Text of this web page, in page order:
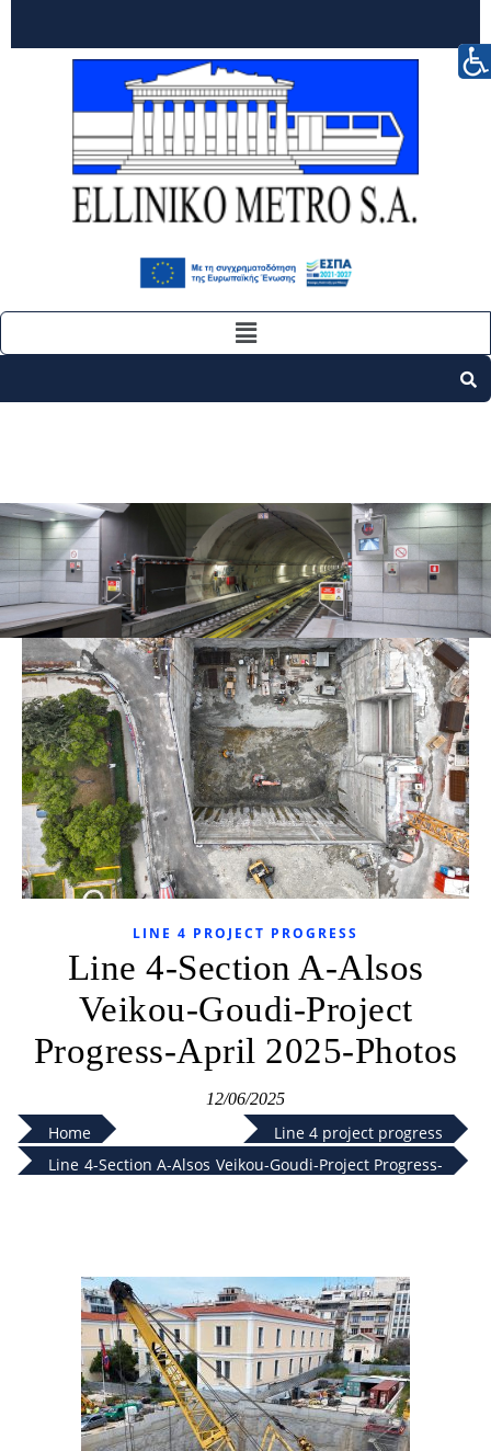
Home
Line 4 project progress
Line 4-Section A-Alsos Veikou-Goudi-Project Progress-
LINE 4 PROJECT PROGRESS
Line 4-Section A-Alsos
Veikou-Goudi-Project
Progress-April 2025-Photos
12/06/2025